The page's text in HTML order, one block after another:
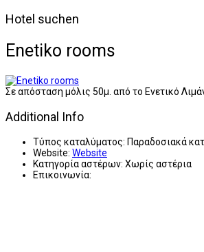
Hotel suchen
Enetiko rooms
Σε απόσταση μόλις 50μ. από το Ενετικό
Additional Info
Τύπος καταλύματος: Παραδοσιακά
Website: Website
Κατηγορία αστέρων: Χωρίς αστέρια
Επικοινωνία: